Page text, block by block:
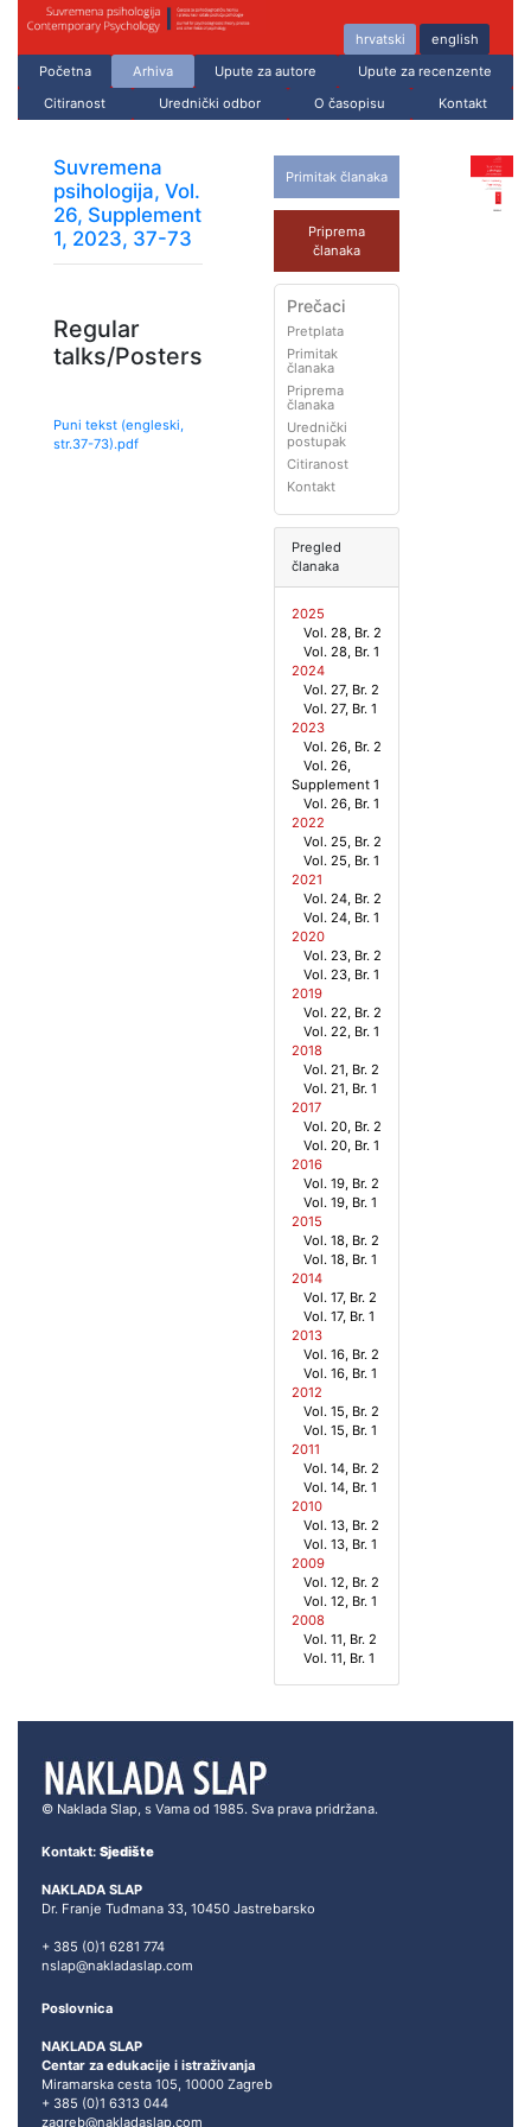
hrvatski
english
Početna
Arhiva Upute za autore
Upute za recenzente
Citiranost
Urednički odbor O časopisu Kontakt
Suvremena
psihologija, Vol.
26, Supplement
1, 2023, 37-73
Regular
talks/Posters
Puni tekst (engleski,
str.37-73).pdf
Primitak članaka
Priprema
članaka
Prečaci
Pretplata
Primitak
članaka
Priprema
članaka
Urednički
postupak
Citiranost
Kontakt
Pregled
članaka
2025
Vol. 28, Br. 2
Vol. 28, Br. 1
2024
Vol. 27, Br. 2
Vol. 27, Br. 1
2023
Vol. 26, Br. 2
Vol. 26,
Supplement 1
Vol. 26, Br. 1
2022
Vol. 25, Br. 2
Vol. 25, Br. 1
2021
Vol. 24, Br. 2
Vol. 24, Br. 1
2020
Vol. 23, Br. 2
Vol. 23, Br. 1
2019
Vol. 22, Br. 2
Vol. 22, Br. 1
2018
Vol. 21, Br. 2
Vol. 21, Br. 1
2017
Vol. 20, Br. 2
Vol. 20, Br. 1
2016
Vol. 19, Br. 2
Vol. 19, Br. 1
2015
Vol. 18, Br. 2
Vol. 18, Br. 1
2014
Vol. 17, Br. 2
Vol. 17, Br. 1
2013
Vol. 16, Br. 2
Vol. 16, Br. 1
2012
Vol. 15, Br. 2
Vol. 15, Br. 1
2011
Vol. 14, Br. 2
Vol. 14, Br. 1
2010
Vol. 13, Br. 2
Vol. 13, Br. 1
2009
Vol. 12, Br. 2
Vol. 12, Br. 1
2008
Vol. 11, Br. 2
Vol. 11, Br. 1
© Naklada Slap, s Vama od 1985. Sva prava pridržana.
Kontakt: Sjedište
NAKLADA SLAP
Dr. Franje Tuđmana 33, 10450 Jastrebarsko
+ 385 (0)1 6281 774
nslap@nakladaslap.com
Poslovnica
NAKLADA SLAP
Centar za edukacije i istraživanja
Miramarska cesta 105, 10000 Zagreb
+ 385 (0)1 6313 044
zagreb@nakladaslap.com